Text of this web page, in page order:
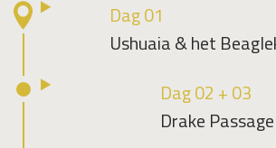
Dag 01
Ushuaia & het
Dag 02 + 03
Drake Passage